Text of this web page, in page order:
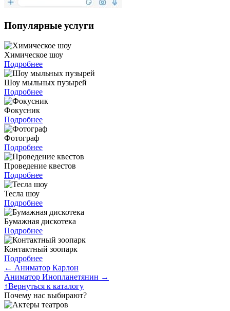
Популярные услуги
Химическое шоу
Подробнее
Шоу мыльных пузырей
Подробнее
Фокусник
Подробнее
Фотограф
Подробнее
Проведение квестов
Подробнее
Тесла шоу
Подробнее
Бумажная дискотека
Подробнее
Контактный зоопарк
Подробнее
← Аниматор Карлон
Аниматор Инопланетянин →
↑Вернуться к каталогу
Почему нас выбирают?